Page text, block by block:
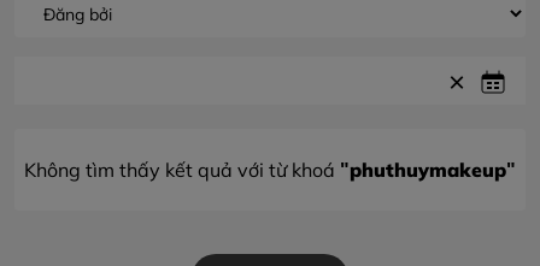
Không tìm thấy kết quả với từ khoá "phuthuymakeup"